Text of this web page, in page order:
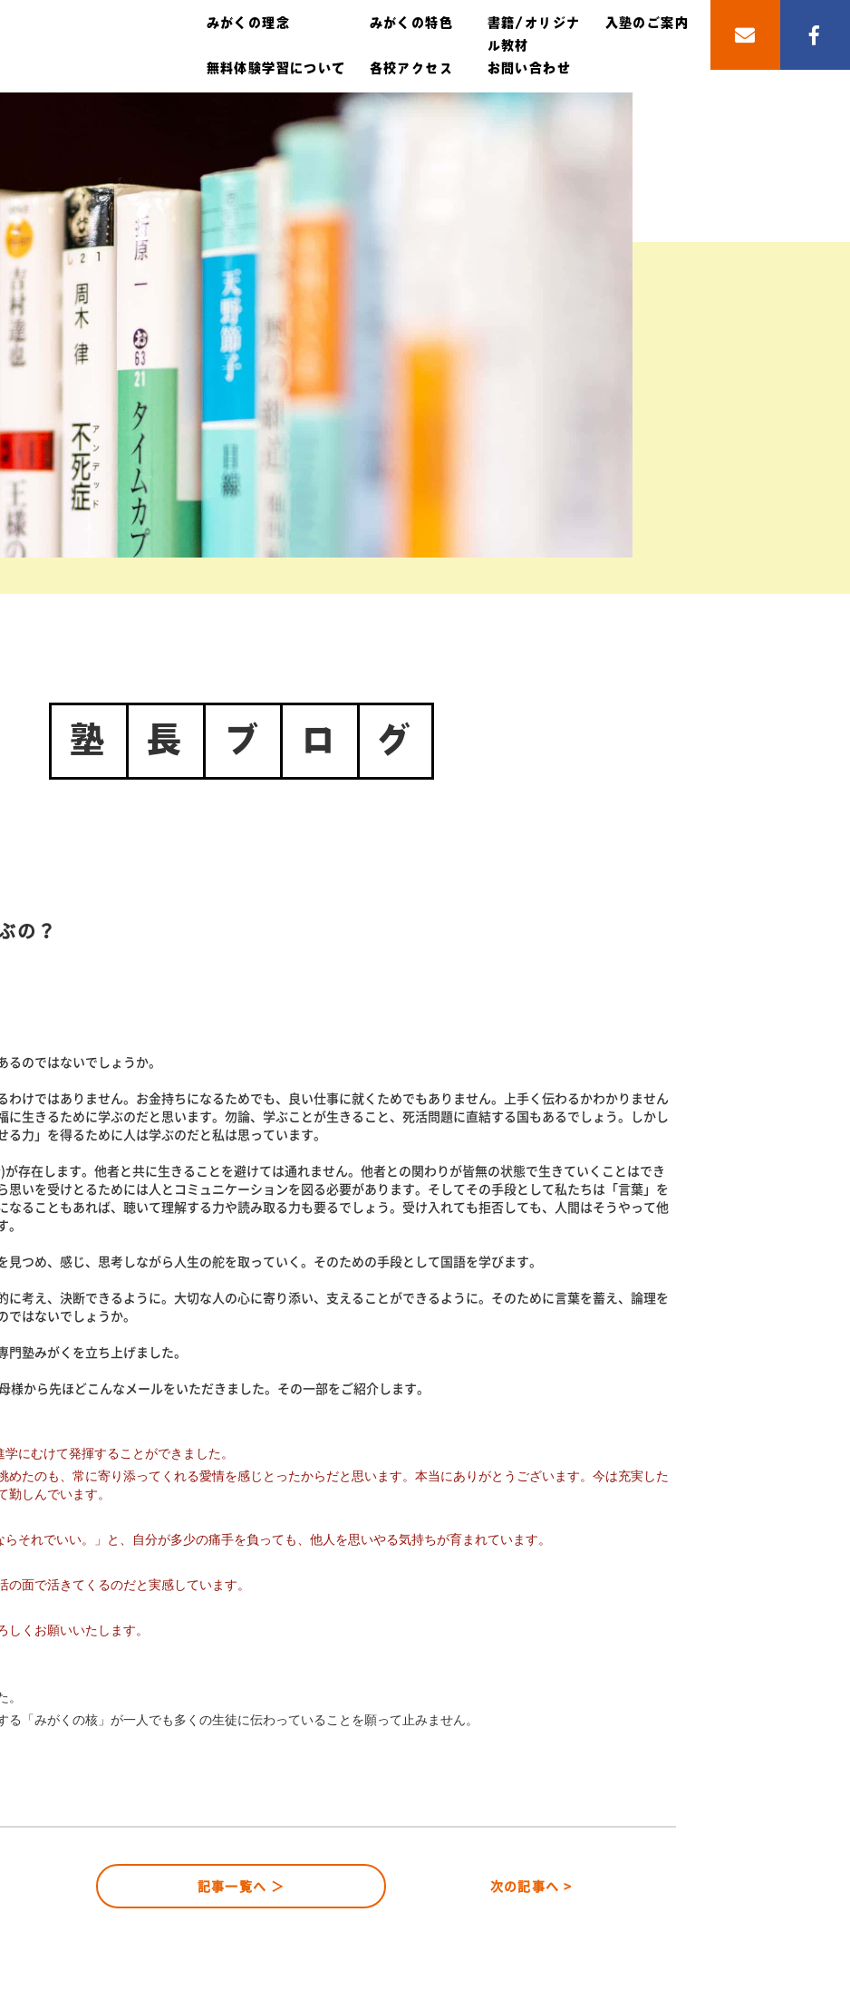
みがくの理念 みがくの特色
書籍/オリジナ
ル教材
入塾のご案内
無料体験学習について 各校アクセス お問い合わせ
塾 長 ブ ロ グ
の？
のではないでしょうか。
わけではありません。お金持ちになるためでも、良い仕事に就くためでもありません。上手く伝わるかわかりません
に生きるために学ぶのだと思います。勿論、学ぶことが生きること、死活問題に直結する国もあるでしょう。しかし
力」を得るために人は学ぶのだと私は思っています。
存在します。他者と共に生きることを避けては通れません。他者との関わりが皆無の状態で生きていくことはでき
思いを受けとるためには人とコミュニケーションを図る必要があります。そしてその手段として私たちは「言葉」を
なることもあれば、聴いて理解する力や読み取る力も要るでしょう。受け入れても拒否しても、人間はそうやって他
つめ、感じ、思考しながら人生の舵を取っていく。そのための手段として国語を学びます。
に考え、決断できるように。大切な人の心に寄り添い、支えることができるように。そのために言葉を蓄え、論理を
はないでしょうか。
塾みがくを立ち上げました。
様から先ほどこんなメールをいただきました。その一部をご紹介します。
にむけて発揮することができました。
めたのも、常に寄り添ってくれる愛情を感じとったからだと思います。本当にありがとうございます。今は充実した
しんでいます。
それでいい。」と、自分が多少の痛手を負っても、他人を思いやる気持ちが育まれています。
面で活きてくるのだと実感しています。
しくお願いいたします。
「みがくの核」が一人でも多くの生徒に伝わっていることを願って止みません。
記事一覧へ ＞ 次の記事へ >